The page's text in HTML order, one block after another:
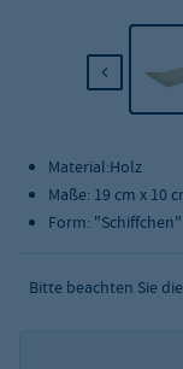
Material:Holz
Maße: 19 cm x 10
Form: "Schiffchen"
Bitte beachten Sie